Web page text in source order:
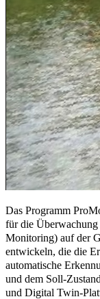
Das Programm
für die Überwachung
Monitoring) auf der
entwickeln, die die
automatische
und dem Soll-
und Digital Twin-